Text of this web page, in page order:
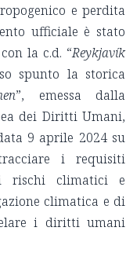
e perdita
ufficiale è stato
la c.d. “Reykjavík
spunto la storica
”, emessa dalla
dei Diritti Umani,
9 aprile 2024 su
i requisiti
rischi climatici e
climatica e di
i diritti umani